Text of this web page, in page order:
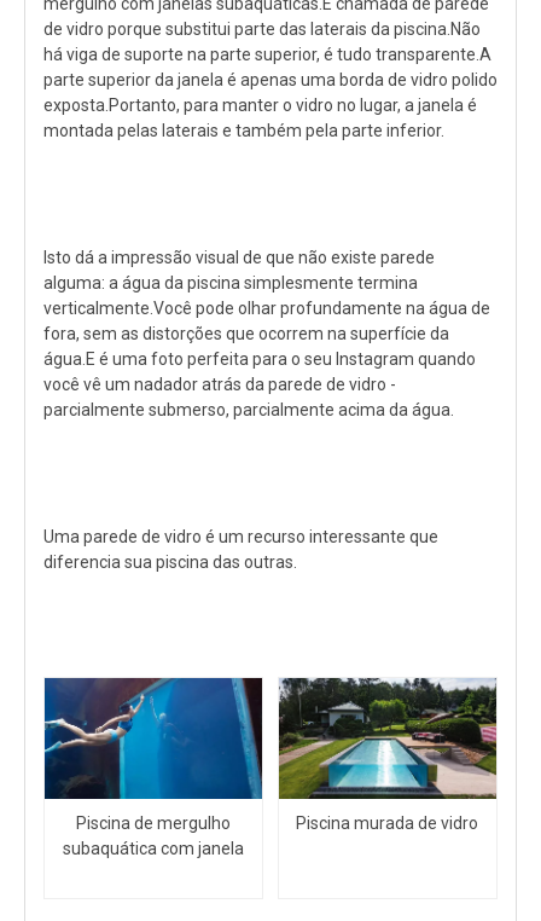
de vidro porque substitui parte das laterais da piscina.Não
há viga de suporte na parte superior, é tudo transparente.A
parte superior da janela é apenas uma borda de vidro polido
exposta.Portanto, para manter o vidro no lugar, a janela é
montada pelas laterais e também pela parte inferior.
Isto dá a impressão visual de que não existe parede
alguma: a água da piscina simplesmente termina
verticalmente.Você pode olhar profundamente na água de
fora, sem as distorções que ocorrem na superfície da
água.E é uma foto perfeita para o seu Instagram quando
você vê um nadador atrás da parede de vidro -
parcialmente submerso, parcialmente acima da água.
Uma parede de vidro é um recurso interessante que
diferencia sua piscina das outras.
Piscina de mergulho
subaquática com janela
Piscina murada de vidro